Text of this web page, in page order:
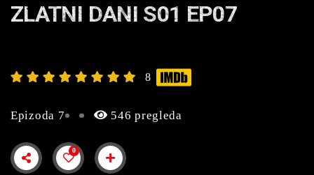
ZLATNI DANI S01 EP07
8
Epizoda 7 546 pregleda
0